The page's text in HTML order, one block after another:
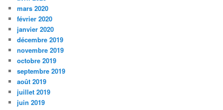
mars 2020
février 2020
janvier 2020
décembre 2019
novembre 2019
octobre 2019
septembre 2019
août 2019
juillet 2019
juin 2019